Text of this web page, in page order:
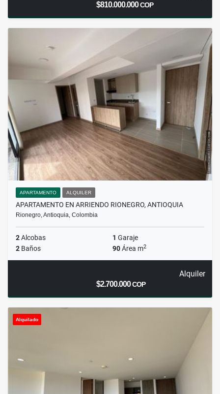
$810.000.000COP
APARTAMENTO ALQUILER
APARTAMENTO EN ARRIENDO RIONEGRO, ANTIOQUIA
Rionegro, Antioquia, Colombia
2Alcobas 1 Garaje
2 Baños 90Área m2
Alquiler
$2.700.000COP
Alquilado